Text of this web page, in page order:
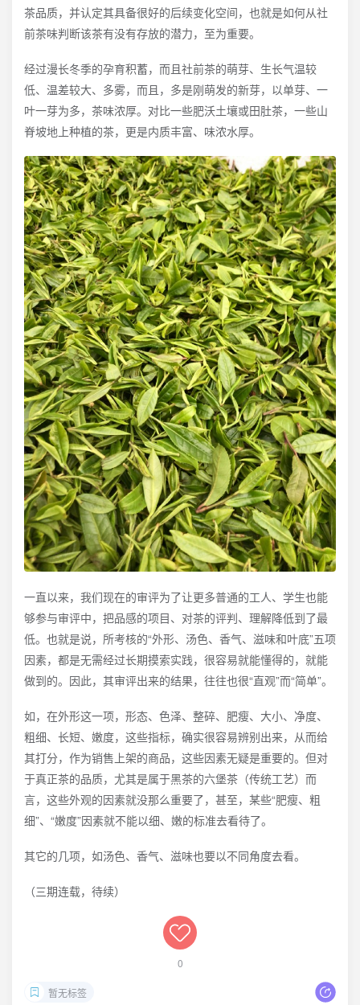
茶品质，并认定其具备很好的后续变化空间，也就是如何从社
前茶味判断该茶有没有存放的潜力，至为重要。
经过漫长冬季的孕育积蓄，而且社前茶的萌芽、生长气温较
低、温差较大、多雾，而且，多是刚萌发的新芽，以单芽、一
叶一芽为多，茶味浓厚。对比一些肥沃土壤或田肚茶，一些山
脊坡地上种植的茶，更是内质丰富、味浓水厚。
一直以来，我们现在的审评为了让更多普通的工人、学生也能
够参与审评中，把品感的项目、对茶的评判、理解降低到了最
低。也就是说，所考核的“外形、汤色、香气、滋味和叶底”五项
因素，都是无需经过长期摸索实践，很容易就能懂得的，就能
做到的。因此，其审评出来的结果，往往也很“直观”而“简单”。
如，在外形这一项，形态、色泽、整碎、肥瘦、大小、净度、
粗细、长短、嫩度，这些指标，确实很容易辨别出来，从而给
其打分，作为销售上架的商品，这些因素无疑是重要的。但对
于真正茶的品质，尤其是属于黑茶的六堡茶（传统工艺）而
言，这些外观的因素就没那么重要了，甚至，某些“肥瘦、粗
细”、“嫩度”因素就不能以细、嫩的标准去看待了。
其它的几项，如汤色、香气、滋味也要以不同角度去看。
（三期连载，待续）
0
暂无标签